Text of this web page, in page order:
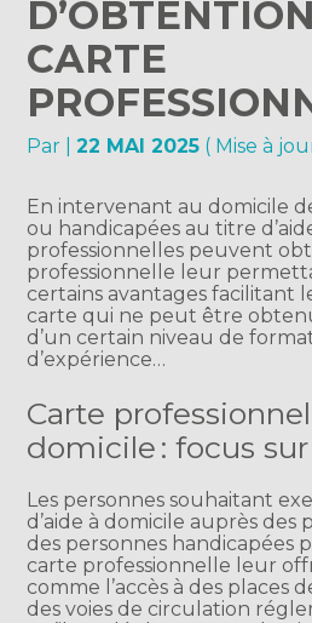
CARTE
Par |22 MAI 2025 ( Mise à
En intervenant au domicile
ou handicapées au titre
professionnelles peuvent
professionnelle leur
certains avantages facilitant
carte qui ne peut être
d’un certain niveau de
d’expérience…
Carte
domicile : focus
Les personnes souhaitant
d’aide à domicile auprès des
des personnes handicapées
carte professionnelle leur
comme l’accès à des places
des voies de circulation